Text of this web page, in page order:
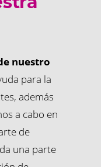
nuestro
para la
además
a cabo en
de
una parte